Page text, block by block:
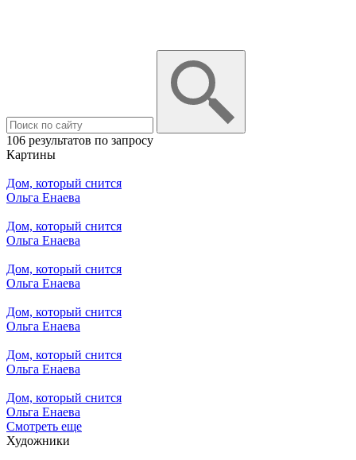
106 результатов по запросу
Картины
Дом, который снится
Ольга Енаева
Дом, который снится
Ольга Енаева
Дом, который снится
Ольга Енаева
Дом, который снится
Ольга Енаева
Дом, который снится
Ольга Енаева
Дом, который снится
Ольга Енаева
Смотреть еще
Художники